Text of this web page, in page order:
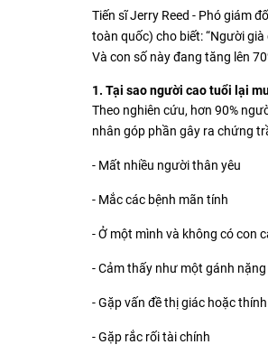
Tiến sĩ Jerry Reed - Phó giám
toàn quốc) cho biết: “Người
Và con số này đang tăng lên
1. Tại sao người cao tuổi lại
Theo nghiên cứu, hơn 90%
nhân góp phần gây ra chứng
- Mất nhiều người thân yêu
- Mắc các bệnh mãn tính
- Ở một mình và không có con
- Cảm thấy như một gánh
- Gặp vấn đề thị giác hoặc
- Gặp rắc rối tài chính